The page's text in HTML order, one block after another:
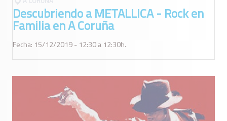
Descubriendo a METALLICA - Rock en
Familia en A Coruña
Fecha: 15/12/2019 - 12:30 a 12:30h.